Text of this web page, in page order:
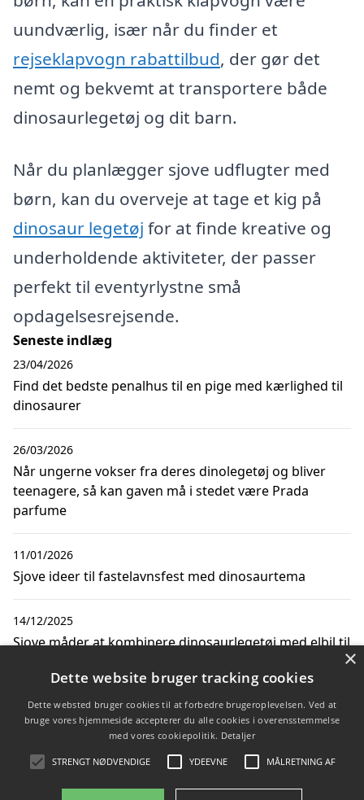
uundværlig, især når du finder et
rejseklapvogn rabattilbud, der gør det
nemt og bekvemt at transportere både
dinosaurlegetøj og dit barn.
Når du planlægger sjove udflugter med
børn, kan du overveje at tage et kig på
dinosaur legetøj for at finde kreative og
underholdende aktiviteter, der passer
perfekt til eventyrlystne små
opdagelsesrejsende.
Seneste indlæg
Find det bedste penalhus til en pige med kærlighed til
dinosaurer
23/04/2026
Når ungerne vokser fra deres dinolegetøj og bliver
teenagere, så kan gaven må i stedet være Prada
parfume
26/03/2026
Sjove ideer til fastelavnsfest med dinosaurtema
11/01/2026
Sjove måder at kombinere dinosaurlegetøj med elbil til
14/12/2025
Sjove udflugter med børn: dinosaurlegetøj og
08/12/2025
×
Dette website bruger tracking cookies
Dette websted bruger cookies til at forbedre brugeroplevelsen. Ved at
bruge vores hjemmeside accepterer du alle cookies i overensstemmelse
med vores cookiepolitik. Detaljer
STRENGT NØDVENDIGE YDEEVNE MÅLRETNING AF